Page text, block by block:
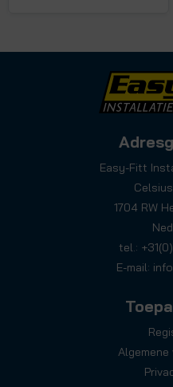
Easy-Fitt
1704 RW
tel.:
E-mail: